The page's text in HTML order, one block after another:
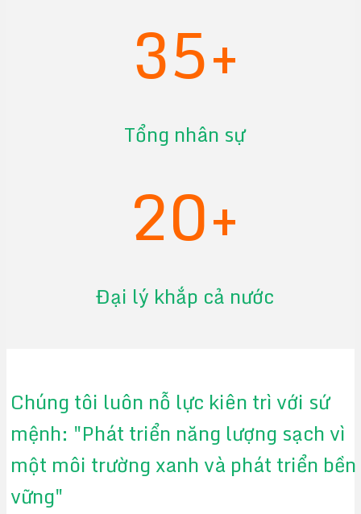
35+
Tổng nhân sự
20+
Đại lý khắp cả nước
Chúng tôi luôn nỗ lực kiên trì với sứ
mệnh: "Phát triển năng lượng sạch vì
một môi trường xanh và phát triển bền
vững"